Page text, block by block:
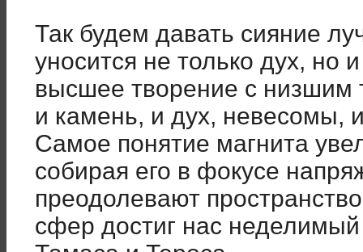
Так будем давать сияние
уносится не только дух, но
высшее творение с низшим
и камень, и дух, невесомы,
Самое понятие магнита
собирая его в фокусе
преодолевают
сфер достиг нас